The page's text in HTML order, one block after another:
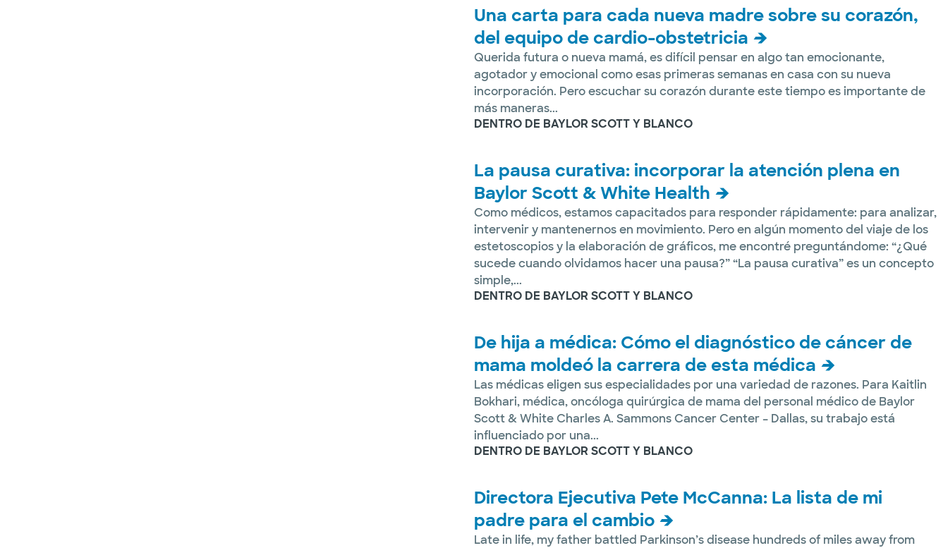
Una carta para cada nueva madre sobre su corazón,
del equipo de cardio-obstetricia
Querida futura o nueva mamá, es difícil pensar en algo tan emocionante,
agotador y emocional como esas primeras semanas en casa con su nueva
incorporación. Pero escuchar su corazón durante este tiempo es importante de
más maneras...
DENTRO DE BAYLOR SCOTT Y BLANCO
La pausa curativa: incorporar la atención plena en
Baylor Scott & White Health
Como médicos, estamos capacitados para responder rápidamente: para analizar,
intervenir y mantenernos en movimiento. Pero en algún momento del viaje de los
estetoscopios y la elaboración de gráficos, me encontré preguntándome: “¿Qué
sucede cuando olvidamos hacer una pausa?” “La pausa curativa” es un concepto
simple,...
DENTRO DE BAYLOR SCOTT Y BLANCO
De hija a médica: Cómo el diagnóstico de cáncer de
mama moldeó la carrera de esta médica
Las médicas eligen sus especialidades por una variedad de razones. Para Kaitlin
Bokhari, médica, oncóloga quirúrgica de mama del personal médico de Baylor
Scott & White Charles A. Sammons Cancer Center – Dallas, su trabajo está
influenciado por una...
DENTRO DE BAYLOR SCOTT Y BLANCO
Directora Ejecutiva Pete McCanna: La lista de mi
padre para el cambio
Late in life, my father battled Parkinson’s disease hundreds of miles away from